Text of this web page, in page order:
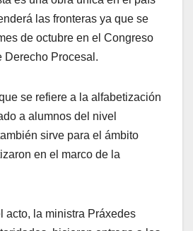
las fronteras ya que se
de octubre en el Congreso
Derecho Procesal.
se refiere a la alfabetización
a alumnos del nivel
sirve para el ámbito
en el marco de la
acto, la ministra Práxedes